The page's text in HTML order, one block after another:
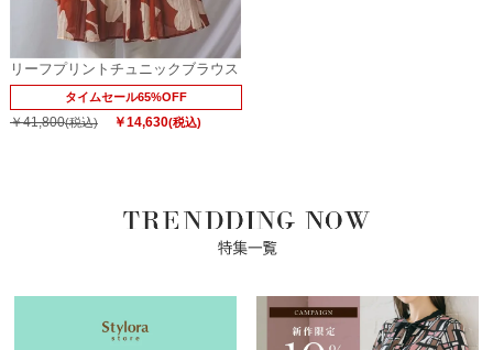
リーフプリントチュニックブラウス
タイムセール65%OFF
￥41,800(税込) ￥14,630(税込)